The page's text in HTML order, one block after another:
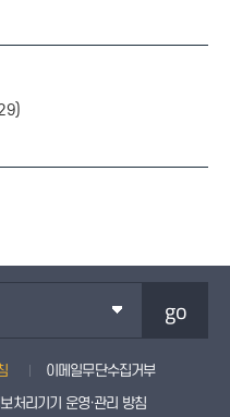
go
이메일무단수집거부
처리기기 운영·관리 방침